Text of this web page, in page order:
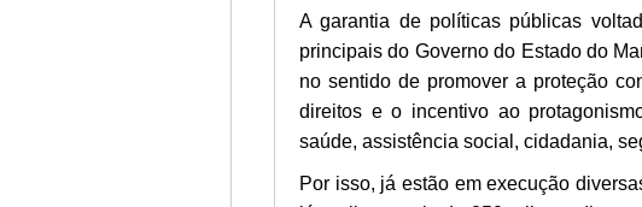
A garantia de políticas públicas
principais do Governo do Estado do
no sentido de promover a proteção
direitos e o incentivo ao
saúde, assistência social, cidadania,
Por isso, já estão em execução